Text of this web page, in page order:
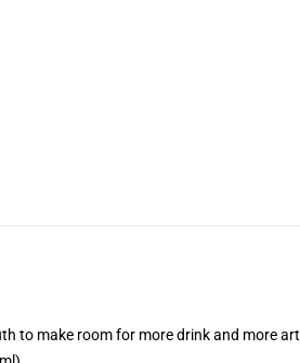
to make room for more drink and more art